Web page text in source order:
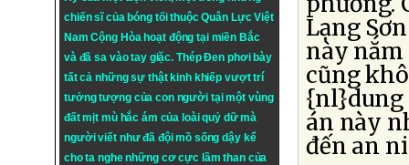
chiến sĩ của bóng tối thuộc Quân Lực Việt
Nam Cộng Hòa hoạt động tại miền Bắc
và đã sa vào tay giặc. Thép Đen phơi bày
tất cả những sự thật kinh khiếp vượt trí
tưởng tượng của con người tại một vùng
đất mịt mù hắc ám của loài quỷ dữ mà
người viết như đã đội mồ sống dậy kể
cho ta nghe những cơ cực lầm than của
Lạng
này
cũng
{nl}dung
án này
đến an